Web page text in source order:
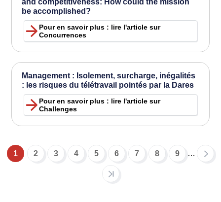
and competitiveness: How could the mission
be accomplished?
Pour en savoir plus : lire l'article sur
Concurrences
Management : Isolement, surcharge, inégalités
: les risques du télétravail pointés par la Dares
Pour en savoir plus : lire l'article sur
Challenges
Pagination
Page
1 Page
2 Page
3 Page
4 Page
5 Page
6 Page
7 Page
8 Page
9 …